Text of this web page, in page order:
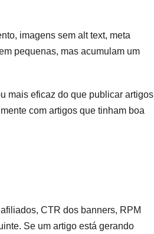
imagens sem alt text, meta
pequenas, mas acumulam um
mais eficaz do que publicar artigos
com artigos que tinham boa
CTR dos banners, RPM
Se um artigo está gerando